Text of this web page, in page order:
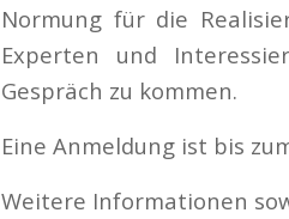
Normung für die
Experten und
Gespräch zu kommen.
Eine Anmeldung ist bis
Weitere Informationen